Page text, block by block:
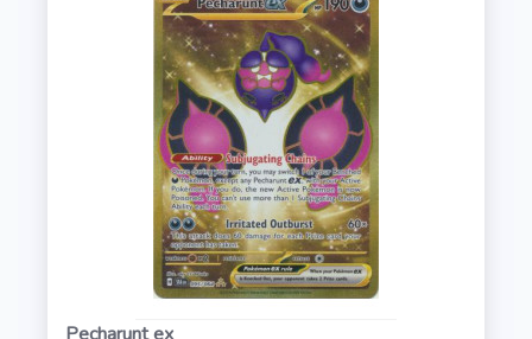
Pecharunt ex